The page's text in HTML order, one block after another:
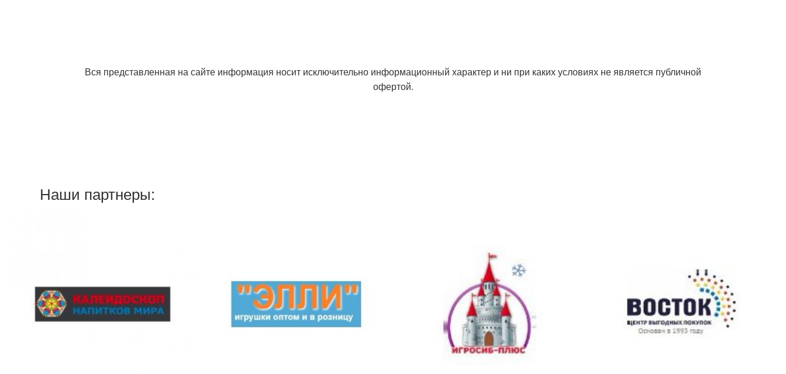
Вся представленная на сайте информация носит исключительно информационный характер и ни при каких условиях не является публичной
офертой.
Наши партнеры: